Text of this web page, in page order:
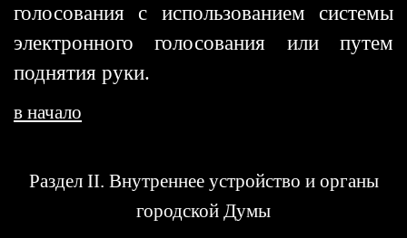
голосования с использованием системы
электронного голосования или путем
поднятия руки.
в начало
Раздел II. Внутреннее устройство и органы
городской Думы